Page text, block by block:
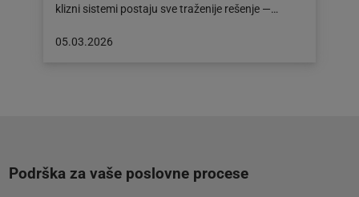
klizni sistemi postaju sve traženije rešenje —…
Objava
05.03.2026
Podrška za vaše poslovne procese